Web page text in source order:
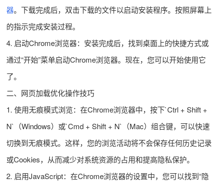
器。下载完成后，双击下载的文件以启动安装程序。按照屏幕上
的指示完成安装过程。
4. 启动Chrome浏览器：安装完成后，找到桌面上的快捷方式或
通过“开始”菜单启动Chrome浏览器。现在，您可以开始使用它
了。
二、网页加载优化操作技巧
1. 使用无痕模式浏览：在Chrome浏览器中，按下`Ctrl + Shift +
N`（Windows）或`Cmd + Shift + N`（Mac）组合键，可以快速
切换到无痕模式。这样，您的浏览活动将不会保存任何历史记录
或Cookies，从而减少对系统资源的占用和提高隐私保护。
2. 启用JavaScript：在Chrome浏览器的设置中，您可以找到“隐